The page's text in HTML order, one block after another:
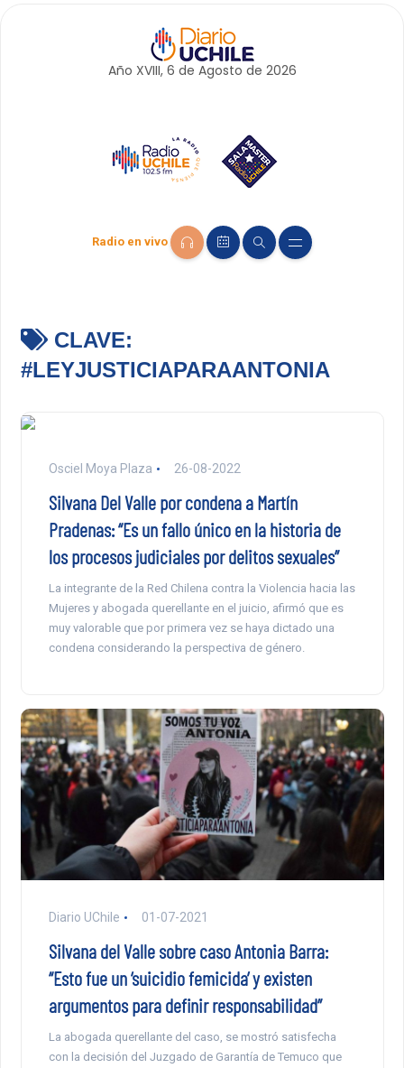
Año XVIII, 6 de Agosto de 2026
Radio en vivo
CLAVE:
#LEYJUSTICIAPARAANTONIA
Osciel Moya Plaza 26-08-2022
Silvana Del Valle por condena a Martín
Pradenas: “Es un fallo único en la historia de
los procesos judiciales por delitos sexuales”
La integrante de la Red Chilena contra la Violencia hacia las
Mujeres y abogada querellante en el juicio, afirmó que es
muy valorable que por primera vez se haya dictado una
condena considerando la perspectiva de género.
Diario UChile 01-07-2021
Silvana del Valle sobre caso Antonia Barra:
“Esto fue un ‘suicidio femicida’ y existen
argumentos para definir responsabilidad”
La abogada querellante del caso, se mostró satisfecha
con la decisión del Juzgado de Garantía de Temuco que